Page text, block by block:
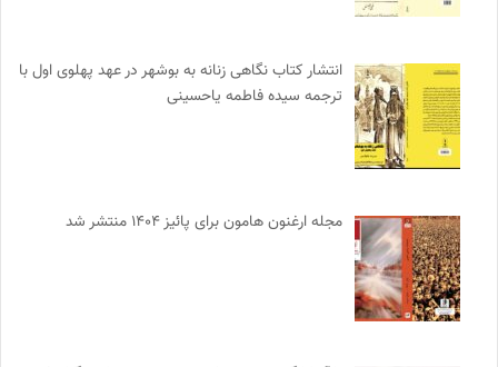
انتشار کتاب نگاهی زنانه به بوشهر در عهد پهلوی اول با
ترجمه سیده فاطمه یاحسینی
مجله ارغنون هامون برای پائیز ۱۴۰۴ منتشر شد